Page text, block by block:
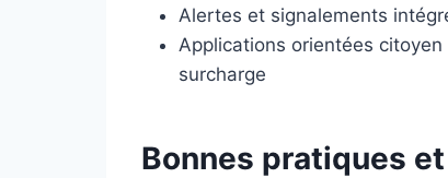
Alertes et signalements
Applications orientées citoyen
surcharge
Bonnes pratiques et